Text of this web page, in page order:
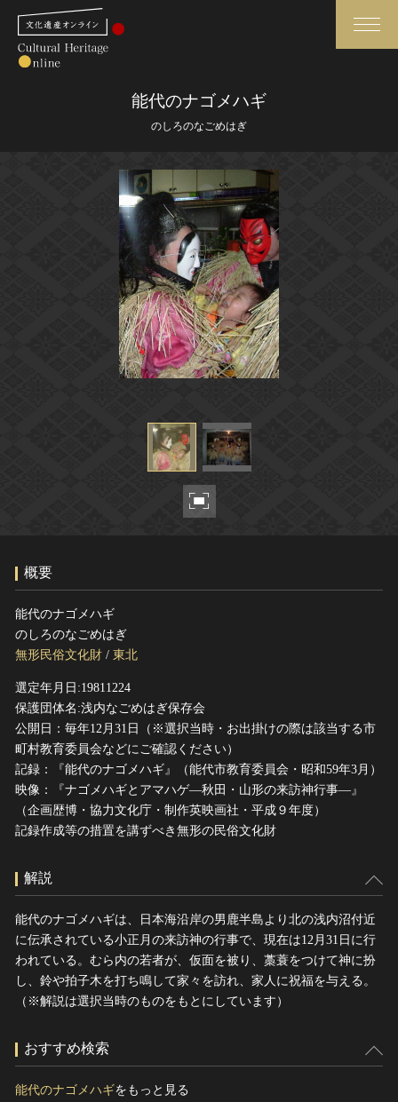
さらに詳細検索
世界遺産と無形文化遺産
全国の美術館・博物館
媒体資料・関連記事等
博物館、美術館の皆さまへ
文化庁よりご挨拶
今月のみどころ
お知らせ一覧
このサイトについて
関連サイトリンク
サイトマップ
サイトのご意見はこちら
文化遺産データベース
国指定文化財等データベース
能代のナゴメハギ
のしろのなごめはぎ
概要
能代のナゴメハギ
のしろのなごめはぎ
無形民俗文化財 / 東北
選定年月日:19811224
保護団体名:浅内なごめはぎ保存会
公開日：毎年12月31日（※選択当時・お出掛けの際は該当する市
町村教育委員会などにご確認ください）
記録：『能代のナゴメハギ』（能代市教育委員会・昭和59年3月）
映像：『ナゴメハギとアマハゲ―秋田・山形の来訪神行事―』
（企画歴博・協力文化庁・制作英映画社・平成９年度）
記録作成等の措置を講ずべき無形の民俗文化財
解説
能代のナゴメハギは、日本海沿岸の男鹿半島より北の浅内沼付近
に伝承されている小正月の来訪神の行事で、現在は12月31日に行
われている。むら内の若者が、仮面を被り、藁蓑をつけて神に扮
し、鈴や拍子木を打ち鳴して家々を訪れ、家人に祝福を与える。
（※解説は選択当時のものをもとにしています）
おすすめ検索
能代のナゴメハギをもっと見る